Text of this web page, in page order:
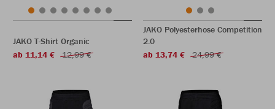
JAKO T-Shirt Organic
ab 11,14 €
12,99 €
JAKO Polyesterhose Competition
2.0
ab 13,74 €
24,99 €